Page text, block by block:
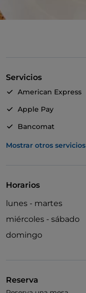
Servicios
American Express
Apple Pay
Bancomat
Mastercard
Mostrar otros servicios
Horarios
lunes - martes
miércoles - sábado
domingo
Reserva